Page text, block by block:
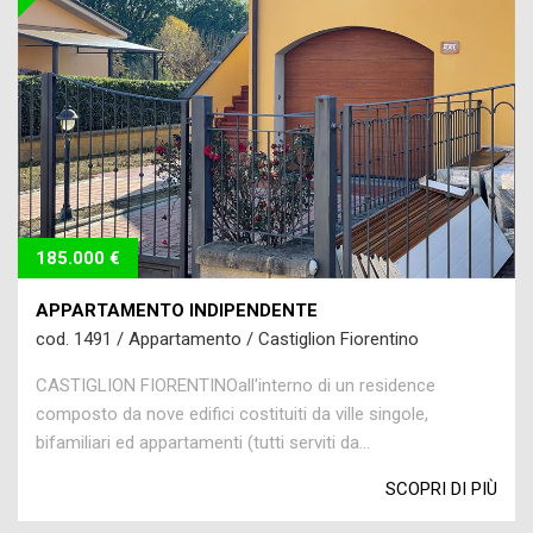
185.000 €
APPARTAMENTO INDIPENDENTE
cod. 1491 / Appartamento / Castiglion Fiorentino
CASTIGLION FIORENTINOall'interno di un residence
composto da nove edifici costituiti da ville singole,
bifamiliari ed appartamenti (tutti serviti da...
SCOPRI DI PIÙ